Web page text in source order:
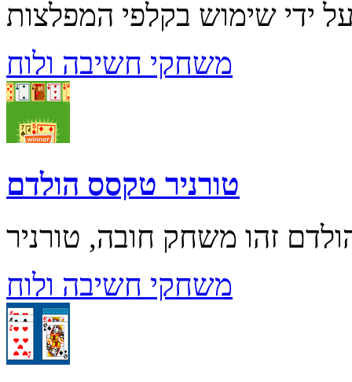
משחקי חשיבה ולוח
טורניר טקסס הולדם
משחקי חשיבה ולוח